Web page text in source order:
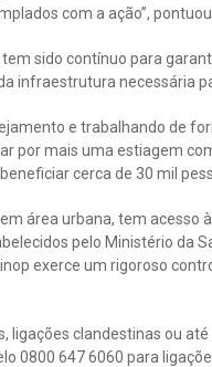
com a ação”,
sido contínuo para
infraestrutura necessária
e trabalhando de
por mais uma estiagem
cerca de 30 mil
área urbana, tem
pelo Ministério da
exerce um rigoroso
ligações clandestinas ou
0800 647 6060 para